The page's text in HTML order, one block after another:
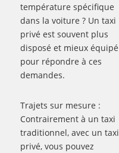
température spécifique
dans la voiture ? Un taxi
privé est souvent plus
disposé et mieux équipé
pour répondre à ces
demandes.
Trajets sur mesure :
Contrairement à un taxi
traditionnel, avec un taxi
privé, vous pouvez